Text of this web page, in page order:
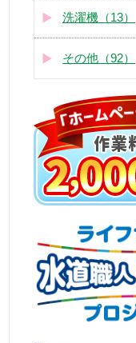
洗濯機（13）
その他（92）